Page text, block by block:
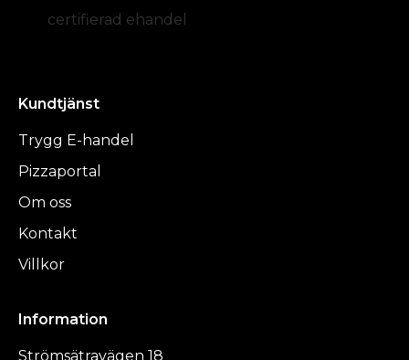
certifierad ehandel
Kundtjänst
Trygg E-handel
Pizzaportal
Om oss
Kontakt
Villkor
Information
Strömsätravägen 18